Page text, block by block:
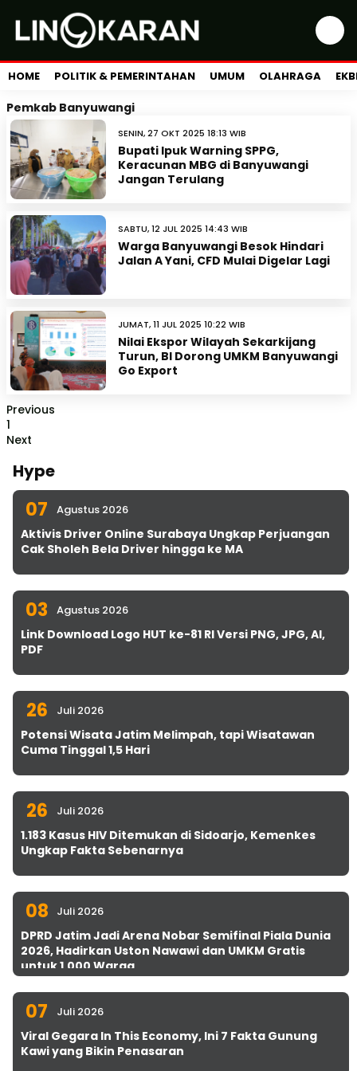
HOME POLITIK & PEMERINTAHAN UMUM OLAHRAGA
Pemkab Banyuwangi
SENIN, 27 OKT 2025 18:13 WIB
Bupati Ipuk Warning SPPG,
Keracunan MBG di Banyuwangi
Jangan Terulang
SABTU, 12 JUL 2025 14:43 WIB
Warga Banyuwangi Besok Hindari
Jalan A Yani, CFD Mulai Digelar Lagi
JUMAT, 11 JUL 2025 10:22 WIB
Nilai Ekspor Wilayah Sekarkijang
Turun, BI Dorong UMKM Banyuwangi
Go Export
Previous
1
Next
Hype
07 Agustus 2026
Aktivis Driver Online Surabaya Ungkap Perjuangan
Cak Sholeh Bela Driver hingga ke MA
03 Agustus 2026
Link Download Logo HUT ke-81 RI Versi PNG, JPG, AI,
PDF
26 Juli 2026
Potensi Wisata Jatim Melimpah, tapi Wisatawan
Cuma Tinggal 1,5 Hari
26 Juli 2026
1.183 Kasus HIV Ditemukan di Sidoarjo, Kemenkes
Ungkap Fakta Sebenarnya
08 Juli 2026
DPRD Jatim Jadi Arena Nobar Semifinal Piala Dunia
2026, Hadirkan Uston Nawawi dan UMKM Gratis
untuk 1.000 Warga
07 Juli 2026
Viral Gegara In This Economy, Ini 7 Fakta Gunung
Kawi yang Bikin Penasaran